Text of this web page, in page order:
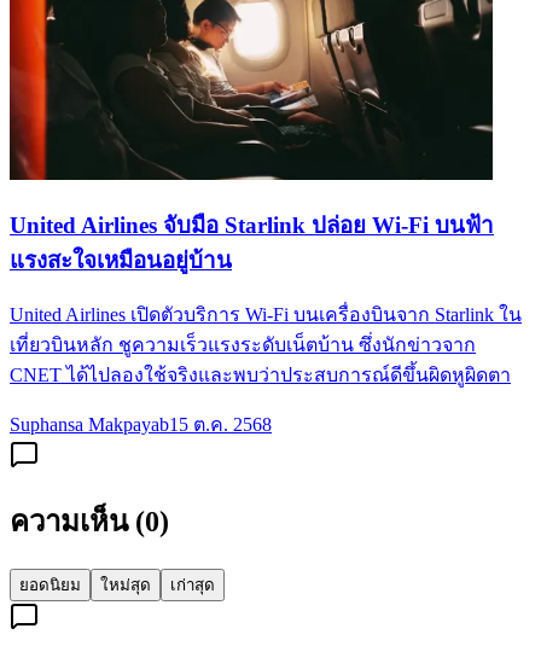
United Airlines จับมือ Starlink ปล่อย Wi-Fi บนฟ้า
แรงสะใจเหมือนอยู่บ้าน
United Airlines เปิดตัวบริการ Wi-Fi บนเครื่องบินจาก Starlink ใน
เที่ยวบินหลัก ชูความเร็วแรงระดับเน็ตบ้าน ซึ่งนักข่าวจาก
CNET ได้ไปลองใช้จริงและพบว่าประสบการณ์ดีขึ้นผิดหูผิดตา
Suphansa Makpayab15 ต.ค. 2568
ความเห็น (0)
ยอดนิยม ใหม่สุด เก่าสุด